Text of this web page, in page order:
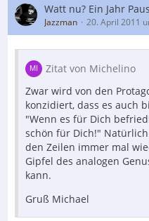
Watt nu? Ein Jahr
Jazzman 20. April 2011
Zitat von Michelino
Zwar wird von den
konzidiert, dass es auch
"Wenn es für Dich
schön für Dich!"
den Zeilen immer mal
Gipfel des analogen
kann.
Gruß Michael